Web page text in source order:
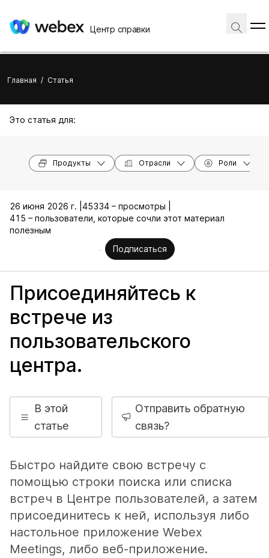
Центр справки
Главная / Статья
Это статья для:
Продукты Отрасли Роли
26 июня 2026 г. | 45334 – просмотры |
415 – пользователи, которые сочли этот материал
полезным
Подписаться
Присоединяйтесь к
встрече из
пользовательского
центра.
В этой
статье
Отправить обратную
связь?
Быстро найдите свою встречу с
помощью строки поиска или списка
встреч в Центре пользователей, а затем
присоединитесь к ней, используя либо
настольное приложение Webex
Meetings, либо веб-приложение.